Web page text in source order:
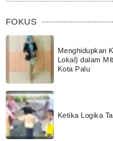
FOKUS
Menghidupkan
Lokal) dalam
Kota Palu
Ketika Logika